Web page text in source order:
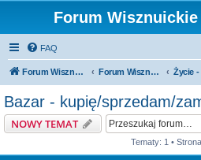
Forum
FAQ
Forum Wisznuickie forum.bhaktijoga.pl Forum Wisznuickie forum.bhaktijoga.pl
Bazar - kupię/sprzedam/
NOWY TEMAT
Tematy: 1 • Strona